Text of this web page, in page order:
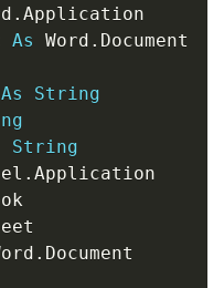
.
As Word .
As
String
String
.
. Document